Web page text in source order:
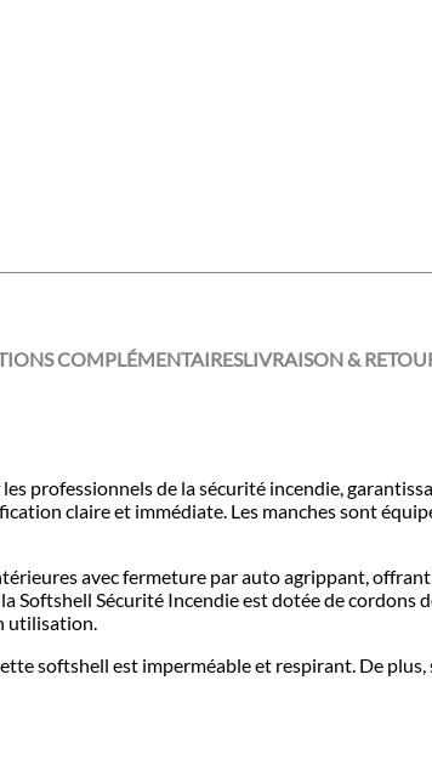
COMPLÉMENTAIRESLIVRAISON &
professionnels de la sécurité incendie,
claire et immédiate. Les manches sont
avec fermeture par auto agrippant,
Softshell Sécurité Incendie est dotée de
utilisation.
softshell est imperméable et respirant. De